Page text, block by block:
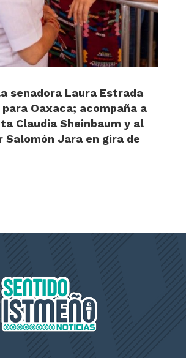
senadora Laura Estrada
Oaxaca; acompaña a
Claudia Sheinbaum y al
Salomón Jara en gira de